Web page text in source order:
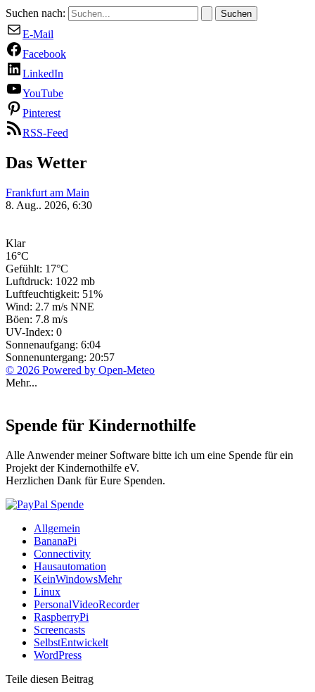
Suchen nach:
E-Mail
Facebook
LinkedIn
YouTube
Pinterest
RSS-Feed
Das Wetter
Frankfurt am Main
8. Aug.. 2026, 6:30
Klar
16°C
Gefühlt: 17°C
Luftdruck: 1022 mb
Luftfeuchtigkeit: 51%
Wind: 2.7 m/s NNE
Böen: 7.8 m/s
UV-Index: 0
Sonnenaufgang: 6:04
Sonnenuntergang: 20:57
© 2026 Powered by Open-Meteo
Mehr...
Spende für Kindernothilfe
Alle Anwender meiner Software bitte ich um eine Spende für ein
Projekt der Kindernothilfe eV.
Herzlichen Dank für Eure Spenden.
Allgemein
BananaPi
Connectivity
Hausautomation
KeinWindowsMehr
Linux
PersonalVideoRecorder
RaspberryPi
Screencasts
SelbstEntwickelt
WordPress
Teile diesen Beitrag